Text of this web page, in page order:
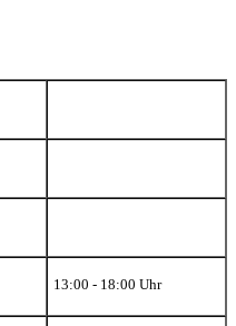
13:00 - 18:00 Uhr